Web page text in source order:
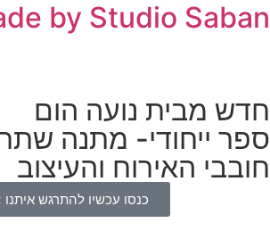
by Studio Saban
חדש מבית נועה הום
ספר ייחודי- מתנה
חובבי האירוח והעיצוב
כנסו עכשיו להתרגש איתנו